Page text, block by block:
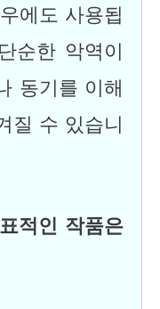
에도 사용됩
순한 악역이
동기를 이해
질 수 있습니
적인 작품은